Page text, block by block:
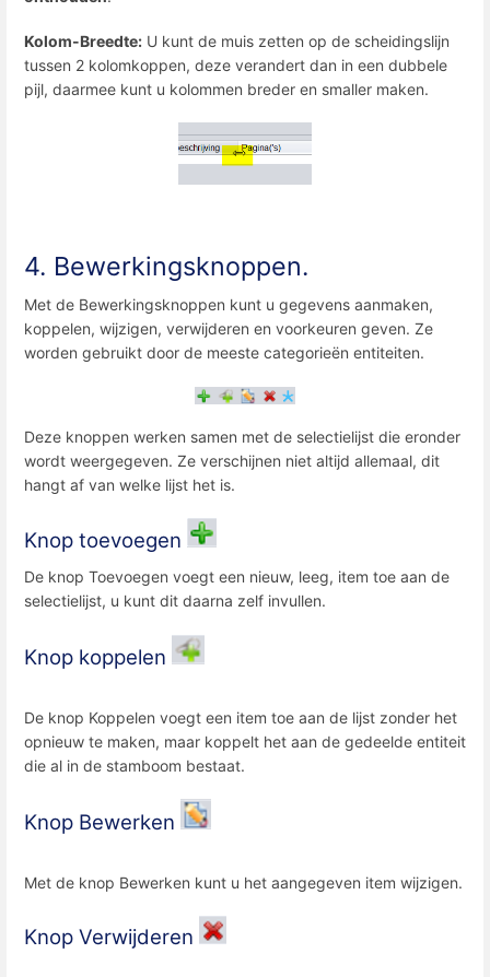
Kolom-Breedte: U kunt de muis zetten op de scheidingslijn
tussen 2 kolomkoppen, deze verandert dan in een dubbele
pijl, daarmee kunt u kolommen breder en smaller maken.
4. Bewerkingsknoppen.
Met de Bewerkingsknoppen kunt u gegevens aanmaken,
koppelen, wijzigen, verwijderen en voorkeuren geven. Ze
worden gebruikt door de meeste categorieën entiteiten.
Deze knoppen werken samen met de selectielijst die eronder
wordt weergegeven. Ze verschijnen niet altijd allemaal, dit
hangt af van welke lijst het is.
Knop toevoegen
De knop Toevoegen voegt een nieuw, leeg, item toe aan de
selectielijst, u kunt dit daarna zelf invullen.
Knop koppelen
De knop Koppelen voegt een item toe aan de lijst zonder het
opnieuw te maken, maar koppelt het aan de gedeelde entiteit
die al in de stamboom bestaat.
Knop Bewerken
Met de knop Bewerken kunt u het aangegeven item wijzigen.
Knop Verwijderen